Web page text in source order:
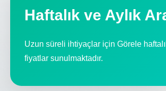
Haftalık ve Aylık
Uzun süreli ihtiyaçlar için Görele
fiyatlar sunulmaktadır.